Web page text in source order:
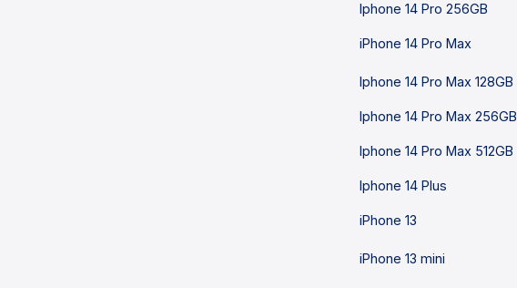
Iphone 14 Pro 256GB
iPhone 14 Pro Max
Iphone 14 Pro Max 128GB
Iphone 14 Pro Max 256GB
Iphone 14 Pro Max 512GB
Iphone 14 Plus
iPhone 13
iPhone 13 mini